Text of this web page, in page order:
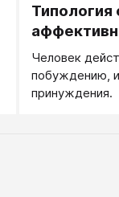
Типология
Человек
побуждению,
принуждения.